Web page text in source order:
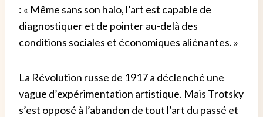
: « Même sans son halo, l’art est capable de
diagnostiquer et de pointer au-delà des
conditions sociales et économiques aliénantes. »
La Révolution russe de 1917 a déclenché une
vague d’expérimentation artistique. Mais Trotsky
s’est opposé à l’abandon de tout l’art du passé et